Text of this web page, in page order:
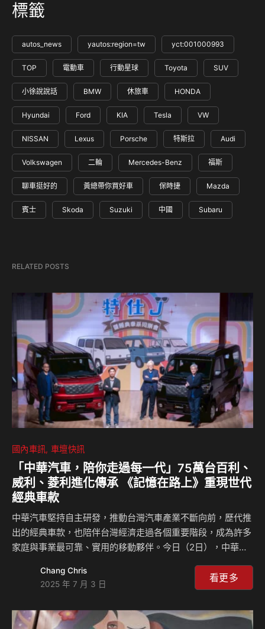
標籤
autos_news yautos:region=tw yct:001000993
TOP 電動車 行動星球 Toyota SUV
小徐說說話 BMW 休旅車 HONDA
Hyundai Ford KIA Tesla VW
NISSAN Lexus Porsche 特斯拉 Audi
Volkswagen 二輪 Mercedes-Benz 福斯
聊車挺好的 黃總帶你買好車 保時捷 Mazda
賓士 Skoda Suzuki 中國 Subaru
RELATED POSTS
國內車訊 車壇快訊
「中華汽車，陪你走過每一代」75萬台百利、
威利、菱利進化傳承 《記憶在路上》重現世代
經典車款
中華汽車堅持自主研發，推動台灣汽車產業不斷向前，歷代推
出的經典車款，也陪伴台灣經濟走過各個重要階段，成為許多
家庭與事業最可靠、實用的移動夥伴。今日（2日），中華汽
車主齊聚一堂，現場展出多款經典車，包括百利800、威利
（第一至第三代）、菱利A180等，透過分享用車故事，共同
城也在致詞中表示：「從百利、威利、菱利到現今的J
Chang Chris
2025 年 7 月 3 日
看更多